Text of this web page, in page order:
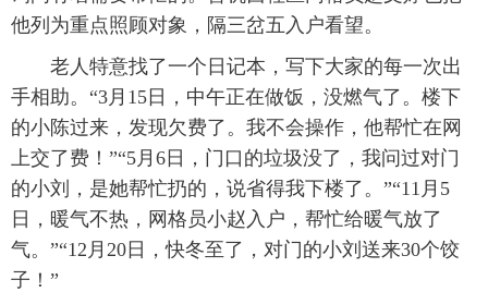
他列为重点照顾对象，隔三岔五入户看望。
老人特意找了一个日记本，写下大家的每一次出
手相助。“3月15日，中午正在做饭，没燃气了。楼下
的小陈过来，发现欠费了。我不会操作，他帮忙在网
上交了费！”“5月6日，门口的垃圾没了，我问过对门
的小刘，是她帮忙扔的，说省得我下楼了。”“11月5
日，暖气不热，网格员小赵入户，帮忙给暖气放了
气。”“12月20日，快冬至了，对门的小刘送来30个饺
子！”